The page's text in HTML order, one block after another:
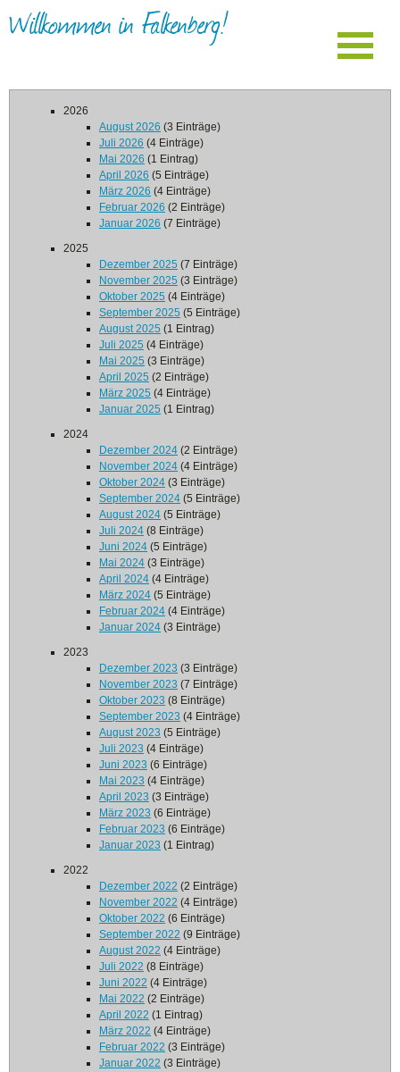
Willkommen in Falkenberg!
2026
August 2026 (3 Einträge)
Juli 2026 (4 Einträge)
Mai 2026 (1 Eintrag)
April 2026 (5 Einträge)
März 2026 (4 Einträge)
Februar 2026 (2 Einträge)
Januar 2026 (7 Einträge)
2025
Dezember 2025 (7 Einträge)
November 2025 (3 Einträge)
Oktober 2025 (4 Einträge)
September 2025 (5 Einträge)
August 2025 (1 Eintrag)
Juli 2025 (4 Einträge)
Mai 2025 (3 Einträge)
April 2025 (2 Einträge)
März 2025 (4 Einträge)
Januar 2025 (1 Eintrag)
2024
Dezember 2024 (2 Einträge)
November 2024 (4 Einträge)
Oktober 2024 (3 Einträge)
September 2024 (5 Einträge)
August 2024 (5 Einträge)
Juli 2024 (8 Einträge)
Juni 2024 (5 Einträge)
Mai 2024 (3 Einträge)
April 2024 (4 Einträge)
März 2024 (5 Einträge)
Februar 2024 (4 Einträge)
Januar 2024 (3 Einträge)
2023
Dezember 2023 (3 Einträge)
November 2023 (7 Einträge)
Oktober 2023 (8 Einträge)
September 2023 (4 Einträge)
August 2023 (5 Einträge)
Juli 2023 (4 Einträge)
Juni 2023 (6 Einträge)
Mai 2023 (4 Einträge)
April 2023 (3 Einträge)
März 2023 (6 Einträge)
Februar 2023 (6 Einträge)
Januar 2023 (1 Eintrag)
2022
Dezember 2022 (2 Einträge)
November 2022 (4 Einträge)
Oktober 2022 (6 Einträge)
September 2022 (9 Einträge)
August 2022 (4 Einträge)
Juli 2022 (8 Einträge)
Juni 2022 (4 Einträge)
Mai 2022 (2 Einträge)
April 2022 (1 Eintrag)
März 2022 (4 Einträge)
Februar 2022 (3 Einträge)
Januar 2022 (3 Einträge)